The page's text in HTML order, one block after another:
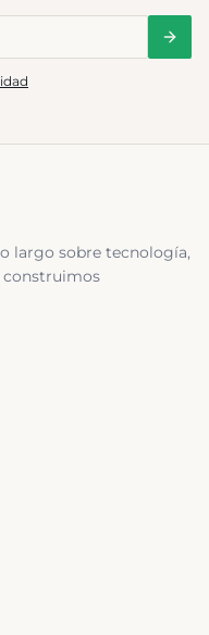
largo sobre tecnología,
construimos